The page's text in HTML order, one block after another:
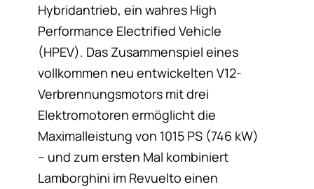
Hybridantrieb, ein wahres High
Performance Electrified Vehicle
(HPEV). Das Zusammenspiel eines
vollkommen neu entwickelten V12-
Verbrennungsmotors mit drei
Elektromotoren ermöglicht die
Maximalleistung von 1015 PS (746 kW)
– und zum ersten Mal kombiniert
Lamborghini im Revuelto einen